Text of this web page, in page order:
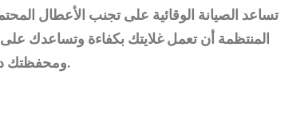
تساعد الصيانة الوقائية على تجنب الأعطال
المنتظمة أن تعمل غلايتك بكفاءة وتساعدك
ومحفظتك دافئة.